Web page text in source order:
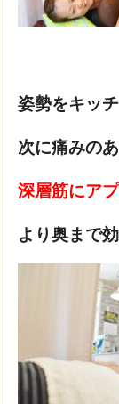
姿勢をキッ
次に痛みの
深層筋にア
より奥まで